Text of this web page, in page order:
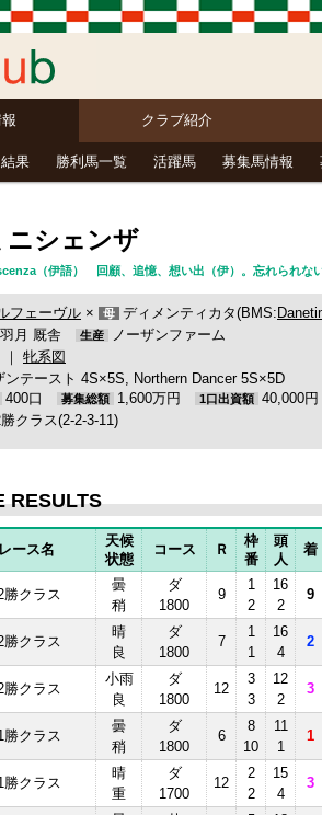
クラブ紹介
果 勝利馬一覧 活躍馬 募集馬情報
ニシェンザ
（伊語） 回顧、追憶、想い出（伊）。忘れられな
フェーヴル × 母 ディメンティカタ(BMS:
月 厩舎 生産
ノーザンファーム
｜ 牝系図
ンテースト 4S×5S, Northern Dancer 5S×5D
400口 募集総額 1,600万円 1口出資額 40,000
クラス(2-2-3-11)
RESULTS
レース名
天候
状態
コース Ｒ
枠
番
頭
人
着
勝クラス
曇
稍
ダ
1800
9
1
2
16
2
9
勝クラス
晴
良
ダ
1800
7
1
1
16
4
2
勝クラス
小雨
良
ダ
1800
12
3
3
12
2
3
勝クラス
曇
稍
ダ
1800
6
8
10
11
1
1
勝クラス
晴
重
ダ
1700
12
2
2
15
4
3